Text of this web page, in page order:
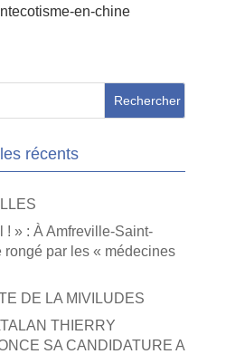
en-chine
récents
! » : À Amfreville-Saint-
par les « médecines
DE LA MIVILUDES
THIERRY
SA CANDIDATURE A